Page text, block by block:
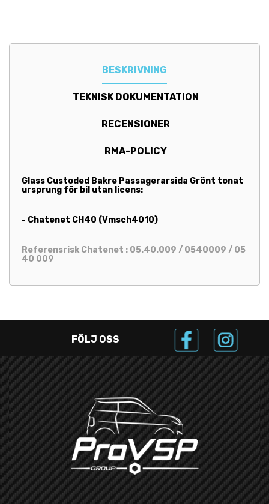
BESKRIVNING
TEKNISK DOKUMENTATION
RECENSIONER
RMA-POLICY
Glass Custoded Bakre Passagerarsida Grönt tonat
ursprung för bil utan licens:
- Chatenet CH40 (Vmsch4010)
Referensrisk Chatenet : 05.40.009 / 0540009 / 05
40 009
FÖLJ OSS